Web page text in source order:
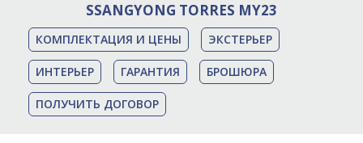
SSANGYONG TORRES MY23
КОМПЛЕКТАЦИЯ И ЦЕНЫ ЭКСТЕРЬЕР
ИНТЕРЬЕР ГАРАНТИЯ БРОШЮРА
ПОЛУЧИТЬ ДОГОВОР